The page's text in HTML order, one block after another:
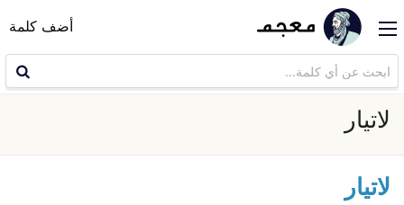
أضف كلمة
لاتيار
لاتيار